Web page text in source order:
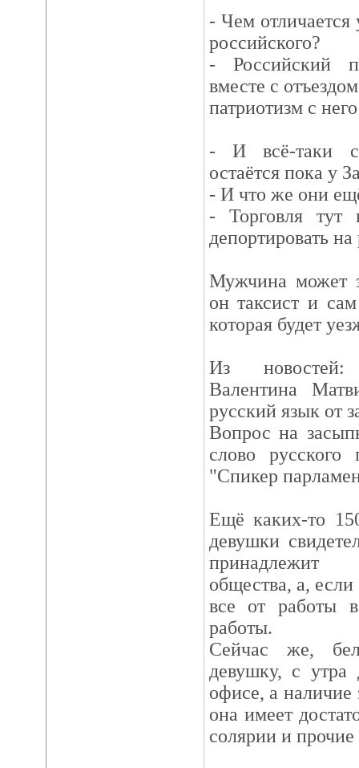
- Чем отличается
российского?
- Российский
вместе с
патриотизм с
- И всё-таки
остаётся пока у
- И что же они
- Торговля
депортировать
Мужчина может
он таксист и
которая будет
Из новостей:
Валентина
русский язык от
Вопрос на
слово русского
"Спикер
Ещё каких-то
девушки
принадлежит
общества, а, если
все от работы
работы.
Сейчас же,
девушку, с
офисе, а наличие
она имеет
солярии и